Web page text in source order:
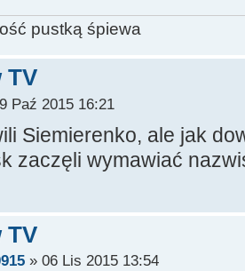
pustką śpiewa
TV
Paź 2015 16:21
Siemierenko, ale jak
zaczęli wymawiać
TV
» 06 Lis 2015 13:54